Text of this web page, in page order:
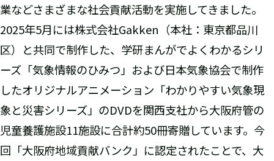
業などさまざまな社会貢献活動を実施してきました。
2025年5月には株式会社Gakken（本社：東京都品川
区）と共同で制作した、学研まんがでよくわかるシリ
ーズ「気象情報のひみつ」および日本気象協会で制作
したオリジナルアニメーション「わかりやすい気象現
象と災害シリーズ」のDVDを関西支社から大阪府管の
児童養護施設11施設に合計約50冊寄贈しています。今
回「大阪府地域貢献バンク」に認定されたことで、大